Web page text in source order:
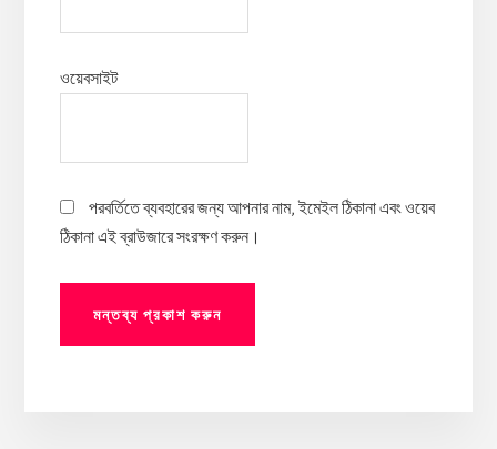
ওয়েবসাইট
পরবর্তিতে ব্যবহারের জন্য আপনার নাম, ইমেইল ঠিকানা এবং ওয়েব
ঠিকানা এই ব্রাউজারে সংরক্ষণ করুন।